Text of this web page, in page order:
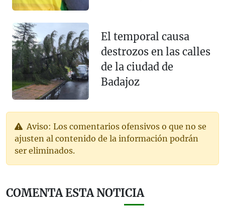
El temporal causa
destrozos en las calles
de la ciudad de
Badajoz
Aviso: Los comentarios ofensivos o que no se
ajusten al contenido de la información podrán
ser eliminados.
COMENTA ESTA NOTICIA